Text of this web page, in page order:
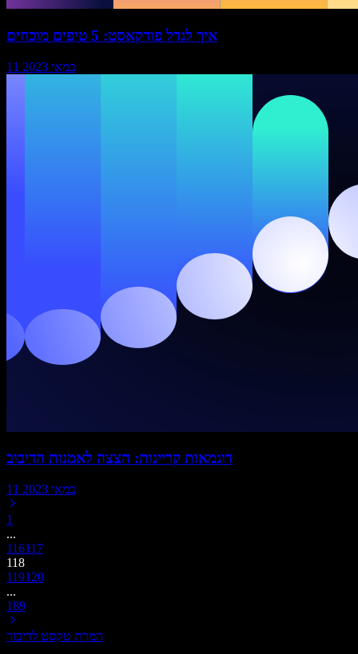
איך לגדל פודקאסט: 5 טיפים מוכחים
11 במאי 2023
דוגמאות קריינות: הצצה לאמנות הדיבוב
11 במאי 2023
1
...
116117
118
119120
...
189
המרת טקסט לדיבור